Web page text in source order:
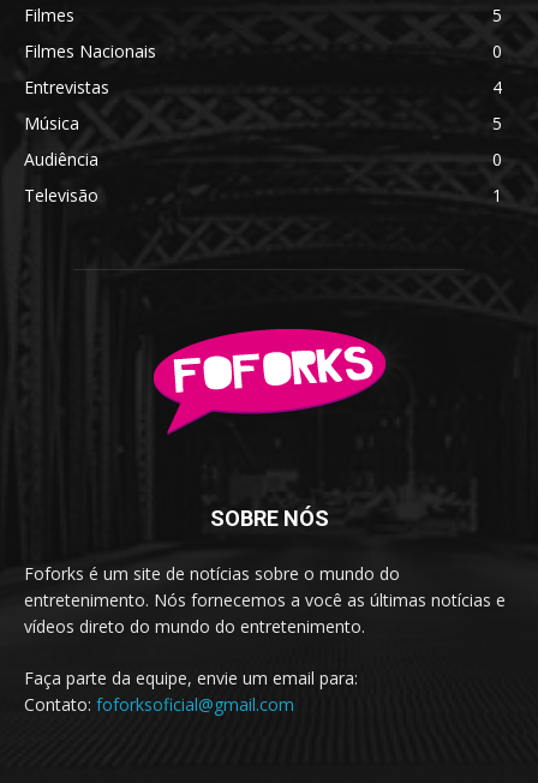
Filmes
5
Filmes Nacionais
0
Entrevistas
4
Música
5
Audiência
0
Televisão
1
SOBRE NÓS
Foforks é um site de notícias sobre o mundo do
entretenimento. Nós fornecemos a você as últimas notícias e
vídeos direto do mundo do entretenimento.
Faça parte da equipe, envie um email para:
Contato: foforksoficial@gmail.com